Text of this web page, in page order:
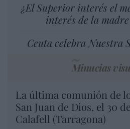
¿El Superior interés el
interés de la
Ceuta celebra Nuestra
Minucias
La última comunión de
San Juan de Dios, el 30
Calafell (Tarragona)